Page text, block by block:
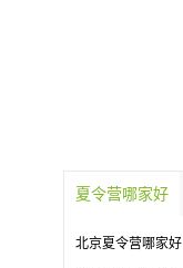
夏令营哪家好
北京夏令营哪家好